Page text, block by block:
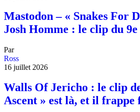
Mastodon – « Snakes For
Josh Homme : le clip du
Par
Ross
16 juillet 2026
Walls Of Jericho : le clip
Ascent » est là, et il frappe